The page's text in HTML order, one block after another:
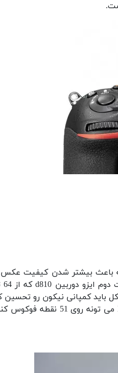
باید کمپانی نیکون رو تحسین